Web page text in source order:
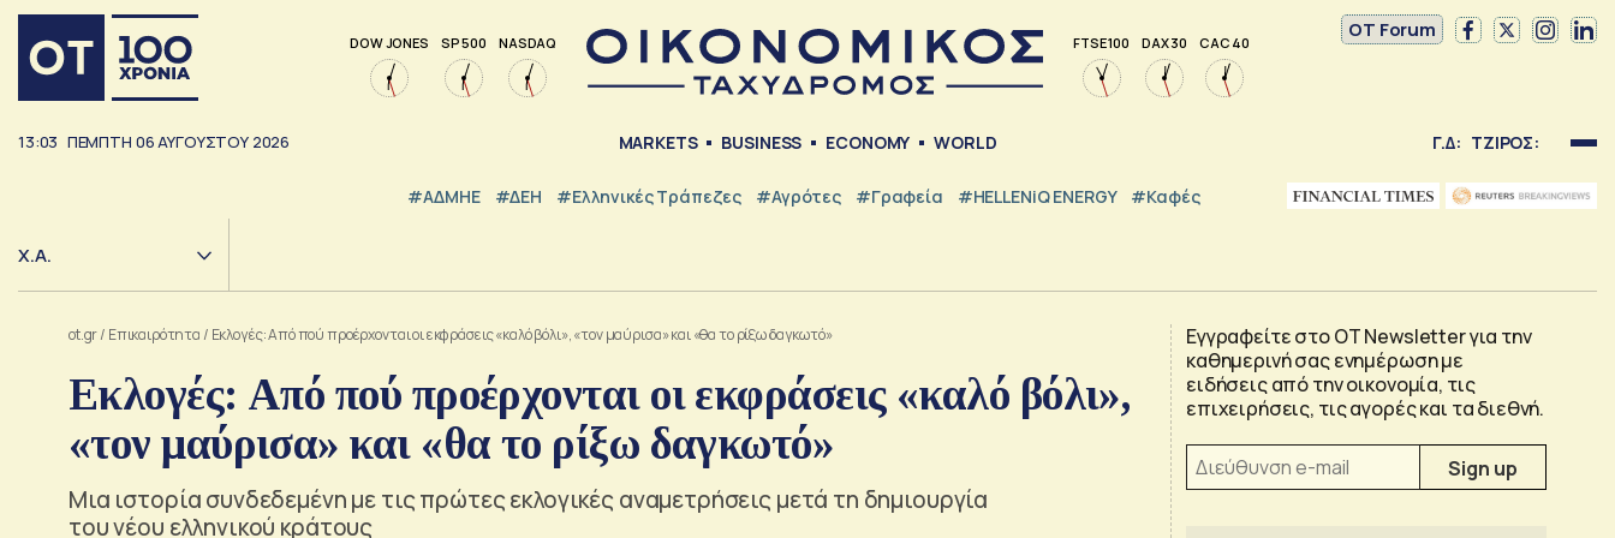
DOW JONES SP 500 NASDAQ FTSE 100 DAX 30 CAC 40
OT Forum
13:03 ΠΕΜΠΤΗ 06ΑΥΓΟΥΣΤΟΥ 2026 MARKETS BUSINESS ECONOMY WORLD Γ.Δ: ΤΖΙΡΟΣ:
#ΑΔΜΗΕ #ΔΕΗ #ελληνικές Τράπεζες #Αγρότες #Γραφεία #HELLENiQ ENERGY #καφές
Χ.Α.
ot.gr/ Επικαιρότητα / Εκλογές: Από πού προέρχονται οι εκφράσεις «καλό βόλι», «τον μαύρισα» και «θα το ρίξω δαγκωτό»
Εκλογές: Από πού προέρχονται οι εκφράσεις «καλό βόλι»,
«τον μαύρισα» και «θα το ρίξω δαγκωτό»
Μια ιστορία συνδεδεμένη με τις πρώτες εκλογικές αναμετρήσεις μετά τη δημιουργία
του νέου ελληνικού κράτους
Εγγραφείτε στο OT Newsletter για την
καθημερινή σας ενημέρωση με
ειδήσεις από την οικονομία, τις
επιχειρήσεις, τις αγορές και τα διεθνή.